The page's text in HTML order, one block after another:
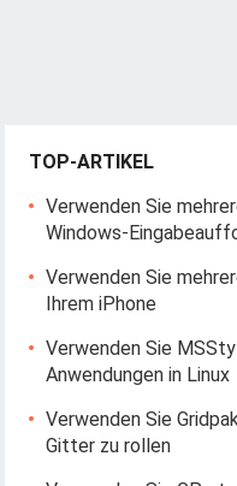
TOP-ARTIKEL
Verwenden Sie
Windows-
Verwenden Sie
Ihrem iPhone
Verwenden Sie
Anwendungen in Linux
Verwenden Sie
Gitter zu rollen